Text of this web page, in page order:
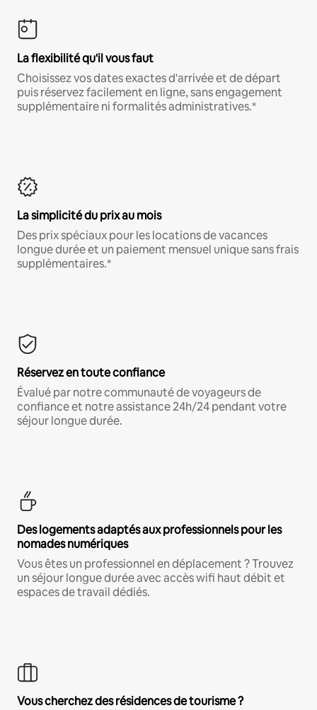
La flexibilité qu'il vous faut
Choisissez vos dates exactes d'arrivée et de départ
puis réservez facilement en ligne, sans engagement
supplémentaire ni formalités administratives.*
La simplicité du prix au mois
Des prix spéciaux pour les locations de vacances
longue durée et un paiement mensuel unique sans frais
supplémentaires.*
Réservez en toute confiance
Évalué par notre communauté de voyageurs de
confiance et notre assistance 24h/24 pendant votre
séjour longue durée.
Des logements adaptés aux professionnels pour les
nomades numériques
Vous êtes un professionnel en déplacement ? Trouvez
un séjour longue durée avec accès wifi haut débit et
espaces de travail dédiés.
Vous cherchez des résidences de tourisme ?